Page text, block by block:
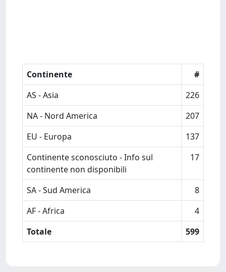
Continente
#
AS - Asia
226
NA - Nord America
207
EU - Europa
137
Continente sconosciuto - Info sul
continente non disponibili
17
SA - Sud America
8
AF - Africa
4
Totale
599